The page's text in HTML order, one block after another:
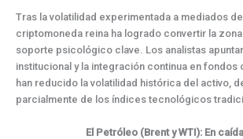
Tras la volatilidad experimentada a mediados
criptomoneda reina ha logrado convertir la
soporte psicológico clave. Los analistas
institucional y la integración continua en fondos
han reducido la volatilidad histórica del activo,
parcialmente de los índices tecnológicos
El Petróleo (Brent y WTI): En